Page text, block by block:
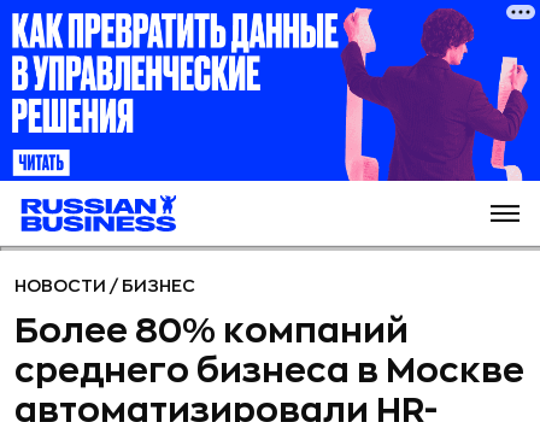
НОВОСТИ / БИЗНЕС
Более 80% компаний
среднего бизнеса в Москве
автоматизировали HR-